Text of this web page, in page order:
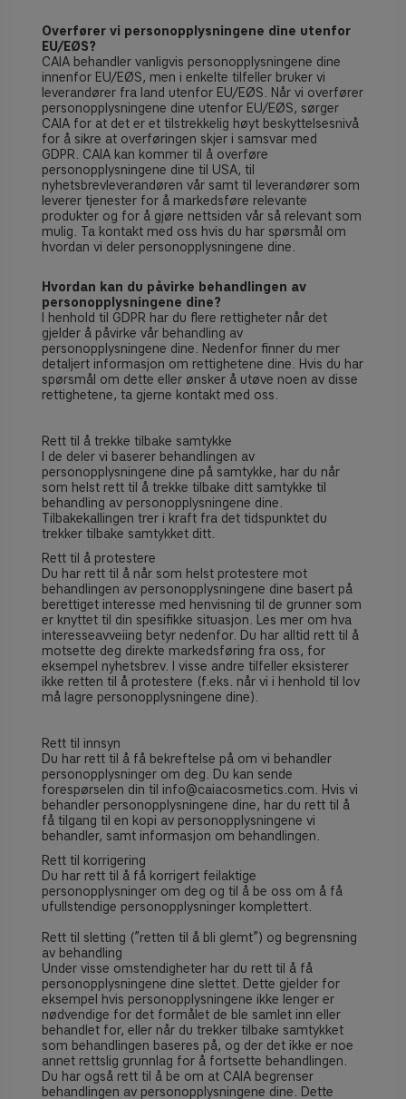
Overfører vi personopplysningene dine utenfor
EU/EØS?
CAIA behandler vanligvis personopplysningene dine
innenfor EU/EØS, men i enkelte tilfeller bruker vi
leverandører fra land utenfor EU/EØS. Når vi overfører
personopplysningene dine utenfor EU/EØS, sørger
CAIA for at det er et tilstrekkelig høyt beskyttelsesnivå
for å sikre at overføringen skjer i samsvar med
GDPR. CAIA kan kommer til å overføre
personopplysningene dine til USA, til
nyhetsbrevleverandøren vår samt til leverandører som
leverer tjenester for å markedsføre relevante
produkter og for å gjøre nettsiden vår så relevant som
mulig. Ta kontakt med oss hvis du har spørsmål om
hvordan vi deler personopplysningene dine.
Hvordan kan du påvirke behandlingen av
personopplysningene dine?
I henhold til GDPR har du flere rettigheter når det
gjelder å påvirke vår behandling av
personopplysningene dine. Nedenfor finner du mer
detaljert informasjon om rettighetene dine. Hvis du har
spørsmål om dette eller ønsker å utøve noen av disse
rettighetene, ta gjerne kontakt med oss.
Rett til å trekke tilbake samtykke
I de deler vi baserer behandlingen av
personopplysningene dine på samtykke, har du når
som helst rett til å trekke tilbake ditt samtykke til
behandling av personopplysningene dine.
Tilbakekallingen trer i kraft fra det tidspunktet du
trekker tilbake samtykket ditt.
Rett til å protestere
Du har rett til å når som helst protestere mot
behandlingen av personopplysningene dine basert på
berettiget interesse med henvisning til de grunner som
er knyttet til din spesifikke situasjon. Les mer om hva
interesseavveiing betyr nedenfor. Du har alltid rett til å
motsette deg direkte markedsføring fra oss, for
eksempel nyhetsbrev. I visse andre tilfeller eksisterer
ikke retten til å protestere (f.eks. når vi i henhold til lov
må lagre personopplysningene dine).
Rett til innsyn
Du har rett til å få bekreftelse på om vi behandler
personopplysninger om deg. Du kan sende
forespørselen din til info@caiacosmetics.com. Hvis vi
behandler personopplysningene dine, har du rett til å
få tilgang til en kopi av personopplysningene vi
behandler, samt informasjon om behandlingen.
Rett til korrigering
Du har rett til å få korrigert feilaktige
personopplysninger om deg og til å be oss om å få
ufullstendige personopplysninger komplettert.
Rett til sletting (”retten til å bli glemt”) og begrensning
av behandling
Under visse omstendigheter har du rett til å få
personopplysningene dine slettet. Dette gjelder for
eksempel hvis personopplysningene ikke lenger er
nødvendige for det formålet de ble samlet inn eller
behandlet for, eller når du trekker tilbake samtykket
som behandlingen baseres på, og der det ikke er noe
annet rettslig grunnlag for å fortsette behandlingen.
Du har også rett til å be om at CAIA begrenser
behandlingen av personopplysningene dine. Dette